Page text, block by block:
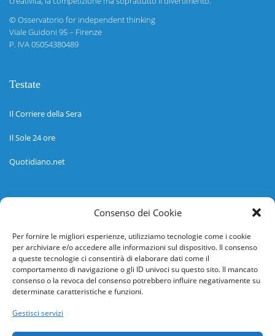
Consenso dei Cookie
Per fornire le migliori esperienze, utilizziamo tecnologie come i cookie
per archiviare e/o accedere alle informazioni sul dispositivo. Il consenso
a queste tecnologie ci consentirà di elaborare dati come il
comportamento di navigazione o gli ID univoci su questo sito. Il mancato
consenso o la revoca del consenso potrebbero influire negativamente su
determinate caratteristiche e funzioni.
Gestisci servizi
©Osservatorio for independent thinking
Viale Guidoni 95 – Firenze
P. IVA 05054380489
Testate
Il Corriere della Sera
Il Sole 24 ore
Quotidiano.net
Informazioni
Help desk
Guida rapida